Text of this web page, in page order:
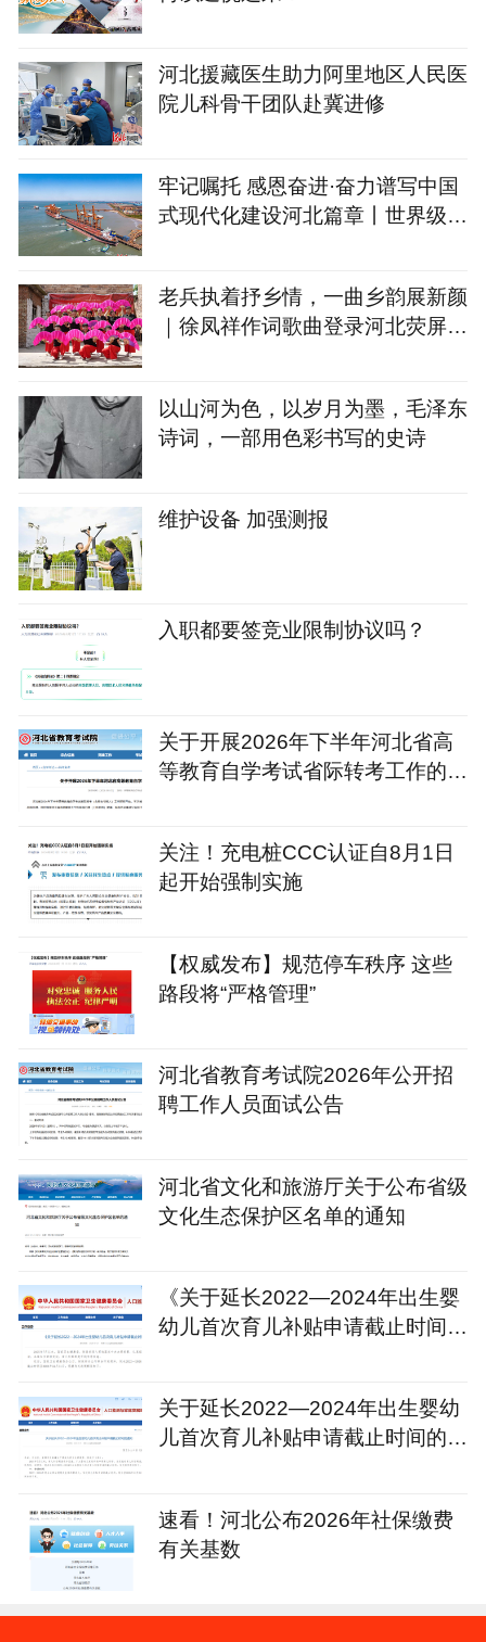
河北援藏医生助力阿里地区人民医
院儿科骨干团队赴冀进修
​牢记嘱托 感恩奋进·奋力谱写中国
式现代化建设河北篇章丨世界级深
老兵执着抒乡情，一曲乡韵展新颜
｜徐凤祥作词歌曲登录河北荧屏获
以山河为色，以岁月为墨，毛泽东
诗词，一部用色彩书写的史诗
维护设备 加强测报
入职都要签竞业限制协议吗？
关于开展2026年下半年河北省高
等教育自学考试省际转考工作的公
关注！充电桩CCC认证自8月1日
起开始强制实施
【权威发布】规范停车秩序 这些
路段将“严格管理”
河北省教育考试院2026年公开招
聘工作人员面试公告
河北省文化和旅游厅关于公布省级
文化生态保护区名单的通知
《关于延长2022—2024年出生婴
幼儿首次育儿补贴申请截止时间的
关于延长2022—2024年出生婴幼
儿首次育儿补贴申请截止时间的通
速看！河北公布2026年社保缴费
有关基数